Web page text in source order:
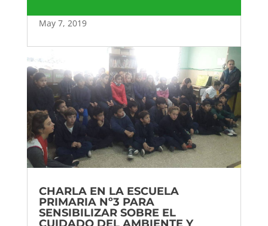
audio
May 7, 2019
CHARLA EN LA ESCUELA
PRIMARIA Nº3 PARA
SENSIBILIZAR SOBRE EL